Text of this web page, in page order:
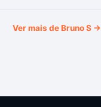
Ver mais deBruno S →